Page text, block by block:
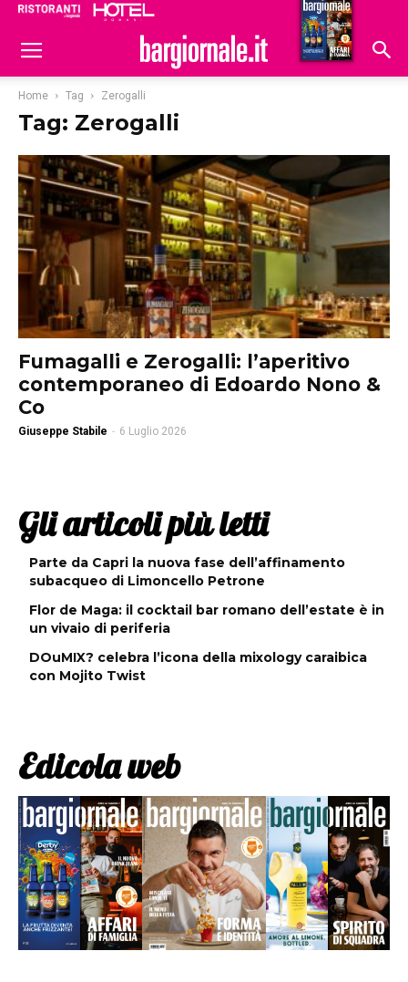
Hoteldomani
Home Tag Zerogalli
Tag: Zerogalli
Fumagalli e Zerogalli: l’aperitivo
contemporaneo di Edoardo Nono &
Co
Giuseppe Stabile - 6 Luglio 2026
Gli articoli più letti
Parte da Capri la nuova fase dell’affinamento
subacqueo di Limoncello Petrone
Flor de Maga: il cocktail bar romano dell’estate è in
un vivaio di periferia
DOuMIX? celebra l’icona della mixology caraibica
con Mojito Twist
Edicola web